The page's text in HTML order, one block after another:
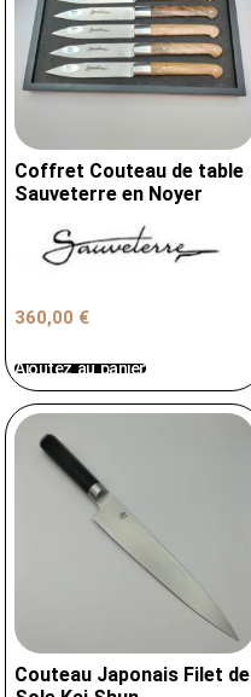
Coffret Couteau de table
Sauveterre en Noyer
360,00 €
Ajoutez au panier
Couteau Japonais Filet de